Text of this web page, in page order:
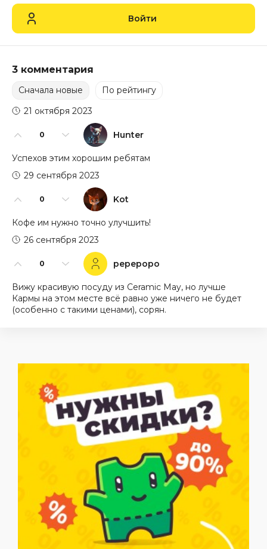
Войти
3 комментария
Сначала новые По рейтингу
0 Hunter
21 октября 2023
Успехов этим хорошим ребятам
0 Kot
29 сентября 2023
Кофе им нужно точно улучшить!
0 pepepopo
26 сентября 2023
Вижу красивую посуду из Ceramic May, но лучше
Кармы на этом месте всё равно уже ничего не будет
(особенно с такими ценами), сорян.